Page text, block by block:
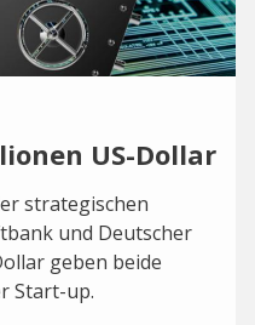
US-Dollar
strategischen
und Deutscher
geben beide
Start-up.